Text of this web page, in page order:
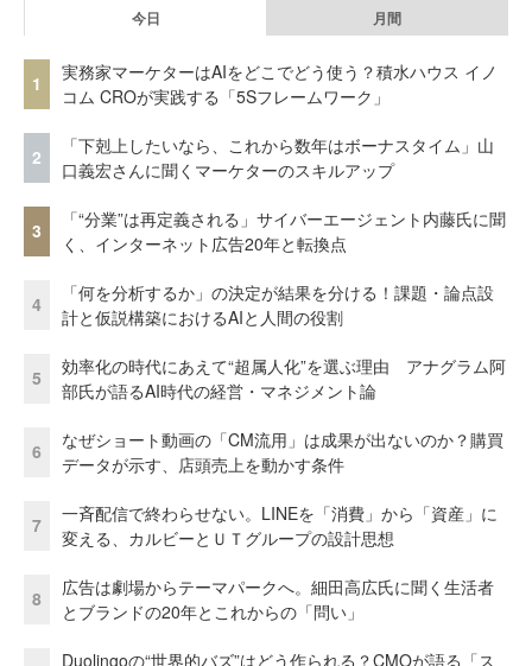
今日 月間
1
実務家マーケターはAIをどこでどう使う？積水ハウス イノ
コム CROが実践する「5Sフレームワーク」
2
「下剋上したいなら、これから数年はボーナスタイム」山
口義宏さんに聞くマーケターのスキルアップ
3
「“分業”は再定義される」サイバーエージェント内藤氏に聞
く、インターネット広告20年と転換点
4
「何を分析するか」の決定が結果を分ける！課題・論点設
計と仮説構築におけるAIと人間の役割
5
効率化の時代にあえて“超属人化”を選ぶ理由 アナグラム阿
部氏が語るAI時代の経営・マネジメント論
6
なぜショート動画の「CM流用」は成果が出ないのか？購買
データが示す、店頭売上を動かす条件
7
一斉配信で終わらせない。LINEを「消費」から「資産」に
変える、カルビーとＵＴグループの設計思想
8
広告は劇場からテーマパークへ。細田高広氏に聞く生活者
とブランドの20年とこれからの「問い」
Duolingoの“世界的バズ”はどう作られる？CMOが語る「ス